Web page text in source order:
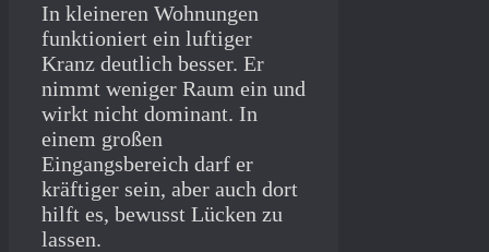
In kleineren Wohnungen
funktioniert ein luftiger
Kranz deutlich besser. Er
nimmt weniger Raum ein und
wirkt nicht dominant. In
einem großen
Eingangsbereich darf er
kräftiger sein, aber auch dort
hilft es, bewusst Lücken zu
lassen.